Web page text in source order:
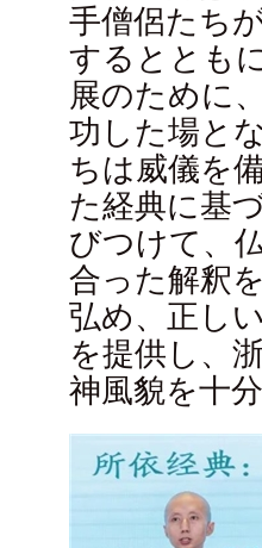
手僧侶たち
するととも
展のために
功した場と
ちは威儀を
た経典に基
びつけて、
合った解釈
弘め、正し
を提供し、
神風貌を十